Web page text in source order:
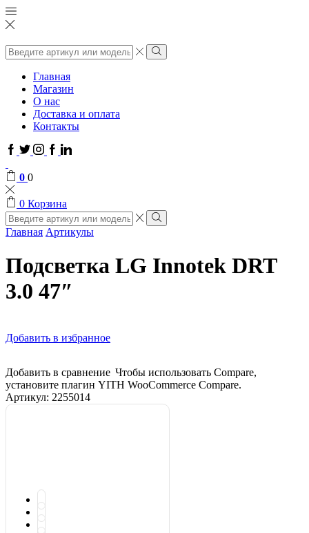
Поиск
ввода
Поиск
Главная
Магазин
О нас
Доставка и оплата
Контакты
Facebook
TwitterInstagram
GoogleLinkedin
0 0
0 Корзина
Поиск
ввода
Поиск
Главная Артикулы
Подсветка LG Innotek DRT
3.0 47″
Добавить в избранное
Добавить в сравнение Чтобы использовать Compare,
установите плагин YITH WooCommerce Compare.
Артикул: 2255014